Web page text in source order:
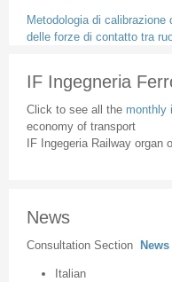
Metodologia di
delle forze di contatto tra
IF Ingegneria
Click to see all the monthly
economy of transport
IF Ingegeria Railway organ
News
Consultation Section News
Italian